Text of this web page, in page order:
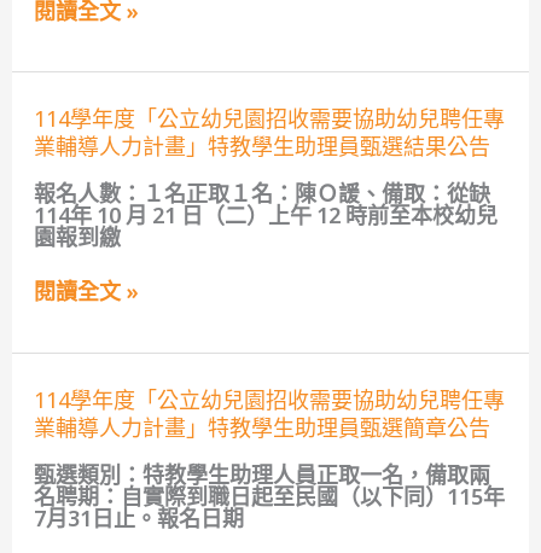
簡
公
公
非
幼
園
招
生
簡
章
公
告
閱讀全文 »
114學年度「公立幼兒園招收需要協助幼兒聘任專
業輔導人力計畫」特教學生助理員甄選結果公告
報名人數：１名正取１名：陳Ｏ諼、備取：從缺
114年 10 月 21 日（二）上午 12 時前至本校幼兒
園報到繳
114
學
年
度
「公
立
幼
園
招
需
協
助
幼
兒
聘
任
專
閱讀全文 »
114學年度「公立幼兒園招收需要協助幼兒聘任專
業輔導人力計畫」特教學生助理員甄選簡章公告
甄選類別：特教學生助理人員正取一名，備取兩
名聘期：自實際到職日起至民國（以下同）115年
7月31日止。報名日期
114
學
年
度
「公
立
幼